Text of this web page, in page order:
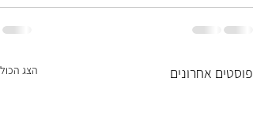
פוסטים אחרונים הצג הכול